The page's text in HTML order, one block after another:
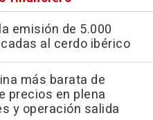
emisión de 5.000
al cerdo ibérico
más barata de
precios en plena
y operación salida